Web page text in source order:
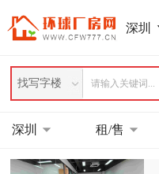
深圳
找写字楼
深圳 租/售